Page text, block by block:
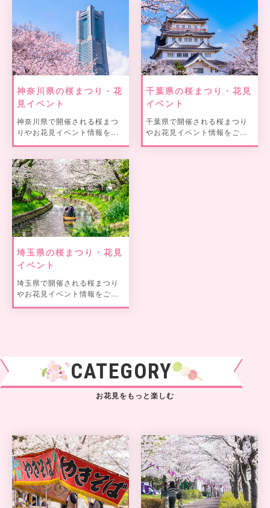
神奈川県の桜まつり・花
見イベント
神奈川県で開催される桜まつ
りやお花見イベント情報をご
千葉県の桜まつり・花見
イベント
千葉県で開催される桜まつり
やお花見イベント情報をご紹
埼玉県の桜まつり・花見
イベント
埼玉県で開催される桜まつり
やお花見イベント情報をご紹
CATEGORY
お花見をもっと楽しむ